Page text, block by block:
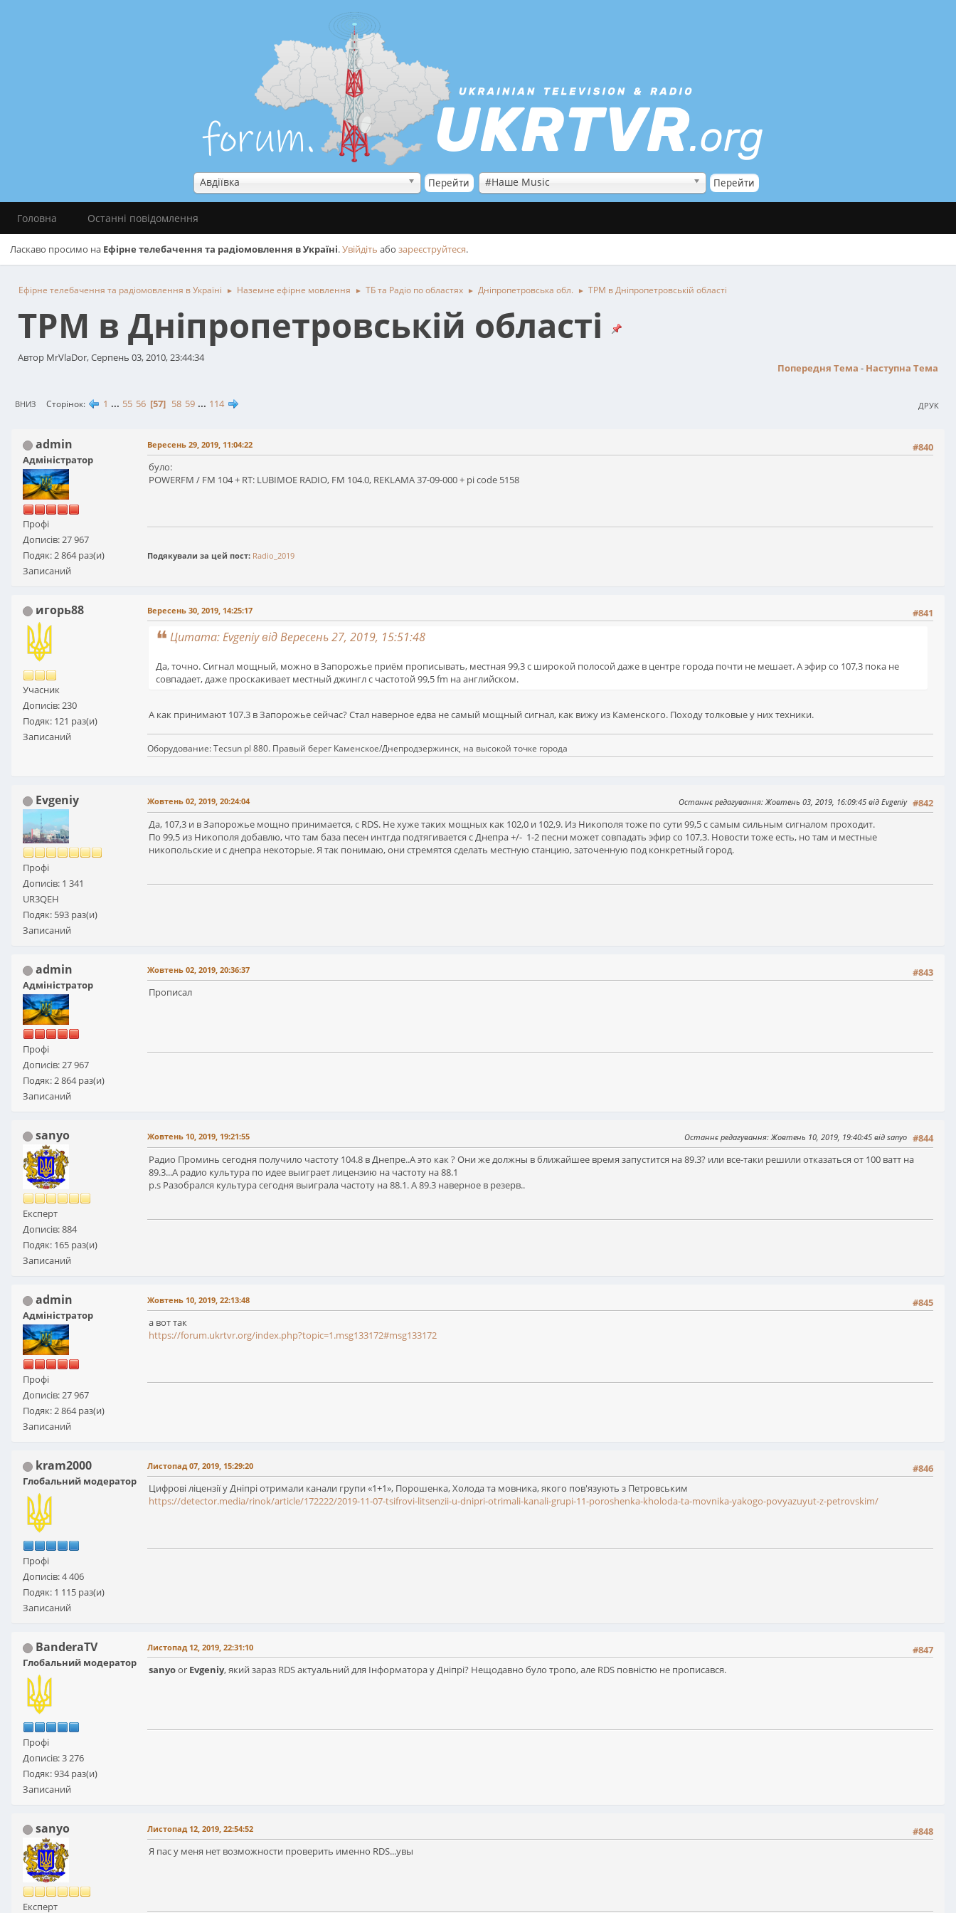
Авдіївка #Наше Music
Головна Останні повідомлення
Ласкаво просимо на Ефірне телебачення та радіомовлення в Україні.Увійдіть або зареєструйтеся.
Ефірне телебачення та радіомовлення в Україні ► Наземне ефірне мовлення ► ТБ та Радіо по областях ► Дніпропетровська обл. ► ТРМ в Дніпропетровській області
ТРМ в Дніпропетровській області
Автор MrVlaDor, Серпень 03, 2010, 23:44:34
Попередня Тема - Наступна Тема
ДРУК
ВНИЗ Сторінок 1 ... 55 56 57 58 59 ... 114
admin
Адміністратор
Профі
Дописів: 27 967
Подяк: 2 864 раз(и)
Записаний
#840
Вересень 29, 2019, 11:04:22
було:
POWERFM / FM 104 + RT: LUBIMOE RADIO, FM 104.0, REKLAMA 37-09-000 + pi code 5158
Подякували за цей пост: Radio_2019
игорь88
Учасник
Дописів: 230
Подяк: 121 раз(и)
Записаний
#841
Вересень 30, 2019, 14:25:17
Цитата: Evgeniy від Вересень 27, 2019, 15:51:48
Да, точно. Сигнал мощный, можно в Запорожье приём прописывать, местная 99,3 с широкой полосой даже в центре города почти не мешает. А эфир со 107,3 пока не
совпадает, даже проскакивает местный джингл с частотой 99,5 fm на английском.
А как принимают 107.3 в Запорожье сейчас? Стал наверное едва не самый мощный сигнал, как вижу из Каменского. Походу толковые у них техники.
Оборудование: Tecsun pl 880. Правый берег Каменское/Днепродзержинск, на высокой точке города
Evgeniy
Профі
Дописів: 1 341
UR3QEH
Подяк: 593 раз(и)
Записаний
#842
Жовтень 02, 2019, 20:24:04 Останнє редагування: Жовтень 03, 2019, 16:09:45 від Evgeniy
Да, 107,3 и в Запорожье мощно принимается, с RDS. Не хуже таких мощных как 102,0 и 102,9. Из Никополя тоже по сути 99,5 с самым сильным сигналом проходит.
По 99,5 из Никополя добавлю, что там база песен интгда подтягивается с Днепра +/- 1-2 песни может совпадать эфир со 107,3. Новости тоже есть, но там и местные
никопольские и с днепра некоторые. Я так понимаю, они стремятся сделать местную станцию, заточенную под конкретный город.
admin
Адміністратор
Профі
Дописів: 27 967
Подяк: 2 864 раз(и)
Записаний
#843
Жовтень 02, 2019, 20:36:37
Прописал
sanyo
Експерт
Дописів: 884
Подяк: 165 раз(и)
Записаний
#844
Жовтень 10, 2019, 19:21:55 Останнє редагування: Жовтень 10, 2019, 19:40:45 від sanyo
Радио Проминь сегодня получило частоту 104.8 в Днепре..А это как ? Они же должны в ближайшее время запустится на 89.3? или все-таки решили отказаться от 100 ватт на
89.3...А радио культура по идее выиграет лицензию на частоту на 88.1
p.s Разобрался культура сегодня выиграла частоту на 88.1. А 89.3 наверное в резерв..
admin
Адміністратор
Профі
Дописів: 27 967
Подяк: 2 864 раз(и)
Записаний
#845
Жовтень 10, 2019, 22:13:48
а вот так
https://forum.ukrtvr.org/index.php?topic=1.msg133172#msg133172
kram2000
Глобальний модератор
Профі
Дописів: 4 406
Подяк: 1 115 раз(и)
Записаний
#846
Листопад 07, 2019, 15:29:20
Цифрові ліцензії у Дніпрі отримали канали групи «1+1», Порошенка, Холода та мовника, якого пов'язують з Петровським
https://detector.media/rinok/article/172222/2019-11-07-tsifrovi-litsenzii-u-dnipri-otrimali-kanali-grupi-11-poroshenka-kholoda-ta-movnika-yakogo-povyazuyut-z-petrovskim/
BanderaTV
Глобальний модератор
Профі
Дописів: 3 276
Подяк: 934 раз(и)
Записаний
#847
Листопад 12, 2019, 22:31:10
sanyoor Evgeniy, який зараз RDS актуальний для Інформатора у Дніпрі? Нещодавно було тропо, але RDS повністю не прописався.
sanyo
Експерт
#848
Листопад 12, 2019, 22:54:52
Я пас у меня нет возможности проверить именно RDS...увы